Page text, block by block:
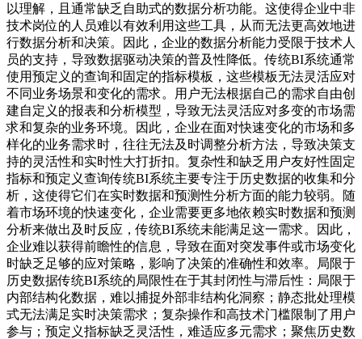
以理解，且通常缺乏自助式的数据分析功能。这使得企业中非
技术岗位的人员难以有效利用这些工具，从而无法更高效地进
行数据分析和决策。因此，企业的数据分析能力受限于技术人
员的支持，导致数据驱动决策的普及性降低。传统BI系统通常
使用预定义的查询和固定的指标模板，这些模板无法灵活应对
不同业务场景和变化的需求。用户无法根据自己的需求自由创
建自定义的报表和分析模型，导致无法灵活应对多变的市场需
求和复杂的业务环境。因此，企业在面对快速变化的市场和多
样化的业务需求时，往往无法及时调整分析方法，导致决策支
持的灵活性和实时性大打折扣。复杂性和缺乏用户友好性固定
指标和预定义查询传统BI系统主要专注于历史数据的收集和分
析，这使得它们在实时数据和预测性分析方面的能力较弱。随
着市场环境的快速变化，企业需要更多地依赖实时数据和预测
分析来做出及时反应，传统BI系统未能满足这一需求。因此，
企业难以获得前瞻性的信息，导致在面对突发事件或市场变化
时缺乏足够的应对策略，影响了决策的准确性和效率。局限于
历史数据传统BI系统的局限性在于其封闭性与滞后性：局限于
内部结构化数据，难以捕捉外部非结构化洞察；静态批处理模
式无法满足实时决策需求；复杂操作和高技术门槛限制了用户
参与；预定义指标缺乏灵活性，难适应多元需求；聚焦历史数